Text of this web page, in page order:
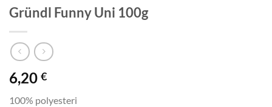
Gründl Funny Uni 100g
6,20 €
100% polyesteri